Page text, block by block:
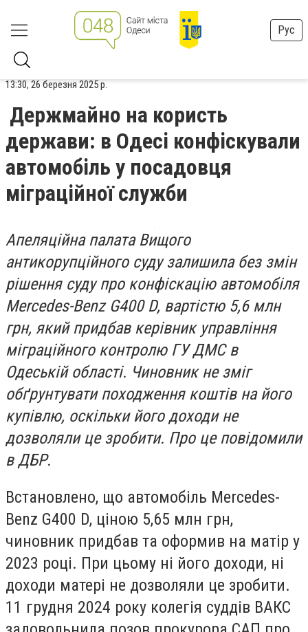
Рус
13:30, 26 березня 2025 р.
Держмайно на користь
держави: в Одесі конфіскували
автомобіль у посадовця
міграційної служби
Апеляційна палата Вищого
антикорупційного суду залишила без змін
рішення суду про конфіскацію автомобіля
Mercedes-Benz G400 D, вартістю 5,6 млн
грн, який придбав керівник управління
міграційного контролю ГУ ДМС в
Одеській області. Чиновник не зміг
обґрунтувати походження коштів на його
купівлю, оскільки його доходи не
дозволяли це зробити. Про це повідомили
в ДБР.
Встановлено, що автомобіль Mercedes-
Benz G400 D, ціною 5,65 млн грн,
чиновник придбав та оформив на матір у
2023 році. При цьому ні його доходи, ні
доходи матері не дозволяли це зробити.
11 грудня 2024 року колегія суддів ВАКС